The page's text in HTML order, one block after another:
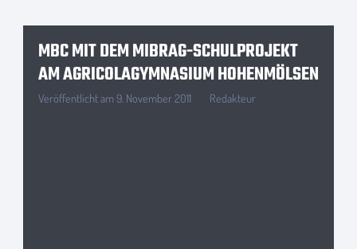
MBC MIT DEM MIBRAG-SCHULPROJEKT
AM AGRICOLAGYMNASIUM HOHENMÖLSEN
Veröffentlicht am9. November 2011 Redakteur